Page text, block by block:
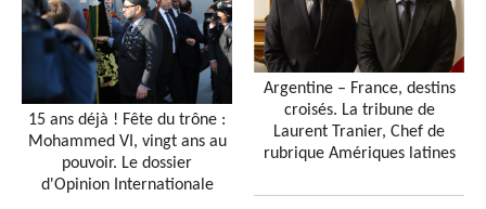
15 ans déjà ! Fête du trône :
Mohammed VI, vingt ans au
pouvoir. Le dossier
d'Opinion Internationale
Argentine – France, destins
croisés. La tribune de
Laurent Tranier, Chef de
rubrique Amériques latines